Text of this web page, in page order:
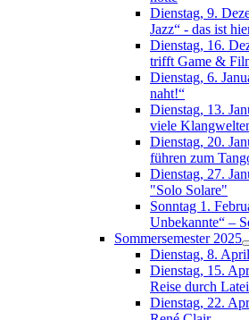
Dienstag, 9.
Jazz“ - das ist
Dienstag, 16.
trifft Game &
Dienstag, 6.
naht!“
Dienstag, 13.
viele
Dienstag, 20.
führen zum
Dienstag, 27.
"Solo Solare"
Sonntag 1.
Unbekannte“ –
Sommersemester 2025
Dienstag, 8.
Dienstag, 15.
Reise durch
Dienstag, 22.